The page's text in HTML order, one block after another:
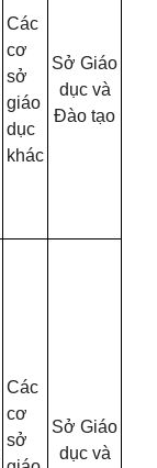
Các
cơ
sở
giáo
dục
khác
Sở Giáo
dục và
Đào tạo
Các
cơ
sở
Sở Giáo
dục và